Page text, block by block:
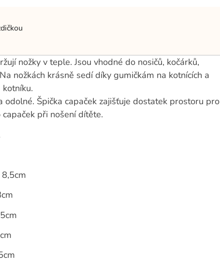
nožky v teple. Jsou vhodné do nosičů, kočárků,
nožkách krásně sedí díky gumičkám na kotnících a
kotníku.
odolné. Špička capaček zajišťuje dostatek prostoru pro
při nošení dítěte.